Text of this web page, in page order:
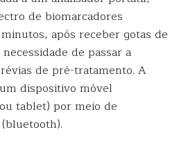
de biomarcadores
após receber gotas de
de passar a
de pré-tratamento. A
dispositivo móvel
tablet) por meio de